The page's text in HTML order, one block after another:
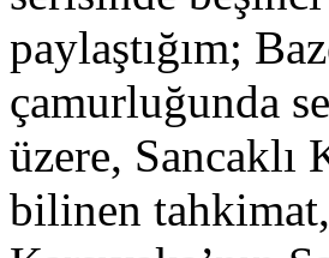
paylaştığım;
çamurluğunda
üzere, Sancaklı
bilinen